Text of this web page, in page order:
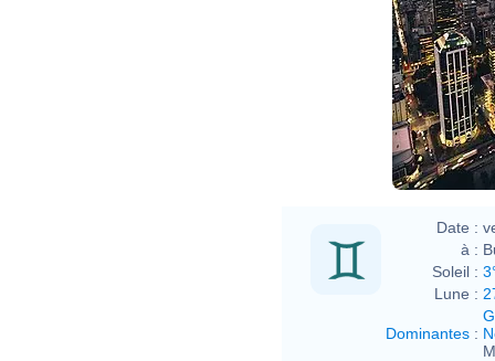
Date :
à :
Soleil :
Lune :
Dominantes :